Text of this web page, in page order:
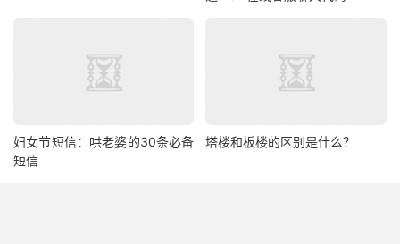
妇女节短信：哄老婆的30条必备
短信
塔楼和板楼的区别是什么？